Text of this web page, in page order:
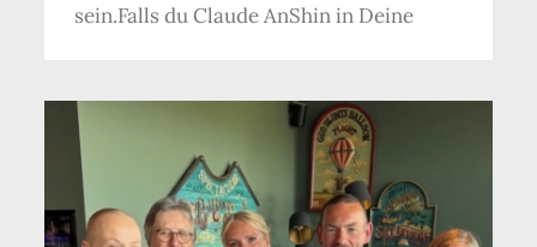
sein.Falls du Claude AnShin in Deine